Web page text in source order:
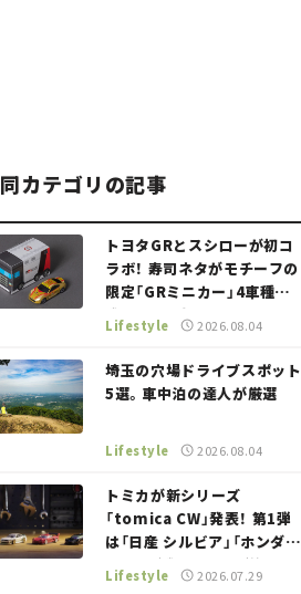
同カテゴリの記事
トヨタGRとスシローが初コ
ラボ！ 寿司ネタがモチーフの
限定「GRミニカー」4車種が
登場。入手方法は？【クルマ
とホビー】
Lifestyle 2026.08.04
埼玉の穴場ドライブスポット
5選。車中泊の達人が厳選
Lifestyle 2026.08.04
トミカが新シリーズ
「tomica CW」発表！ 第1弾
は「日産 シルビア」「ホンダ
NSX」が登場。世界が注目す
る“JDM"に焦点【クルマとホ
Lifestyle 2026.07.29